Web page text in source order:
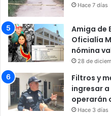
Hace 7 días
Amiga de
Oficialía
nómina
28 de
Filtros y
ingresar
operarán
Hace 3 días